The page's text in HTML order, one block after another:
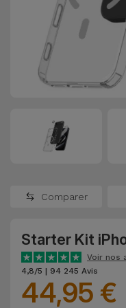
Samsung
Xiaomi
Oppo
OnePlus
Dyson
TCL
Apple Watch
Reconditionnés
Samsungs
Reconditionnés
Reconditionnés
Reconditionnées
Voir
tout
Adaptateurs
Coques et
Protections
d'Écran
Batteries
Externes
et
Enceintes
Montres
Comparer
Starter Kit
Voir nos
4,8/5 | 94 245 Avis
44,95 €